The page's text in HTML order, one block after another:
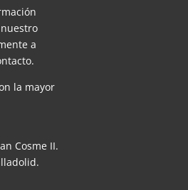
a
la mayor
Cosme II.